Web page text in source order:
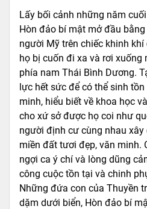
Lấy bối cảnh những năm
Hòn đảo bí mật mở đầu
người Mỹ trên chiếc khinh
họ bị cuốn đi xa và rơi xuống
phía nam Thái Bình Dương.
lực hết sức để có thể sinh
minh, hiểu biết về khoa học
cho xứ sở được họ coi như
người định cư cùng nhau
miền đất tươi đẹp, văn minh.
ngợi ca ý chí và lòng dũng
công cuộc tồn tại và chinh
Những đứa con của Thuyền
dặm dưới biển, Hòn đảo bí